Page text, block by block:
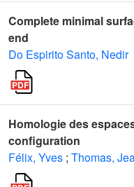
Complete minimal
end
Do Espirito Santo, Nedir
Homologie des
configuration
Félix, Yves ; Thomas,